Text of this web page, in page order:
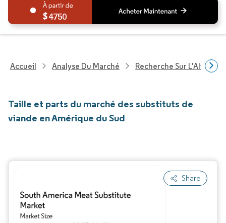
4750
Accueil Analyse Du Marché Recherche Sur
Taille et parts du marché des substituts de
viande en Amérique du Sud
Share